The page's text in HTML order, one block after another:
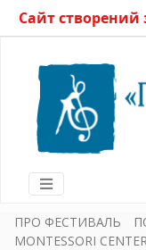
Сайт створений
ПРО ФЕСТИВАЛЬ
MONTESSORI